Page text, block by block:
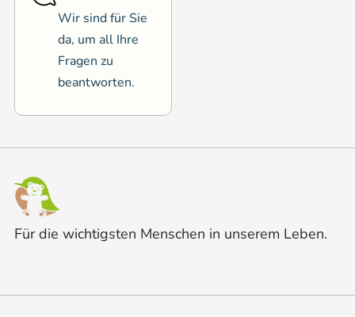
Wir sind für Sie
da, um all Ihre
Fragen zu
beantworten.
Für die wichtigsten Menschen in unserem Leben.